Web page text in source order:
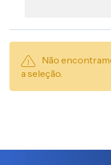
Não
a seleção.